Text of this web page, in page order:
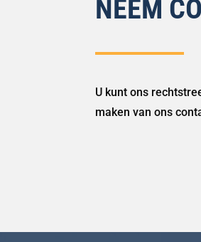
NEEM
U kunt ons
maken van ons